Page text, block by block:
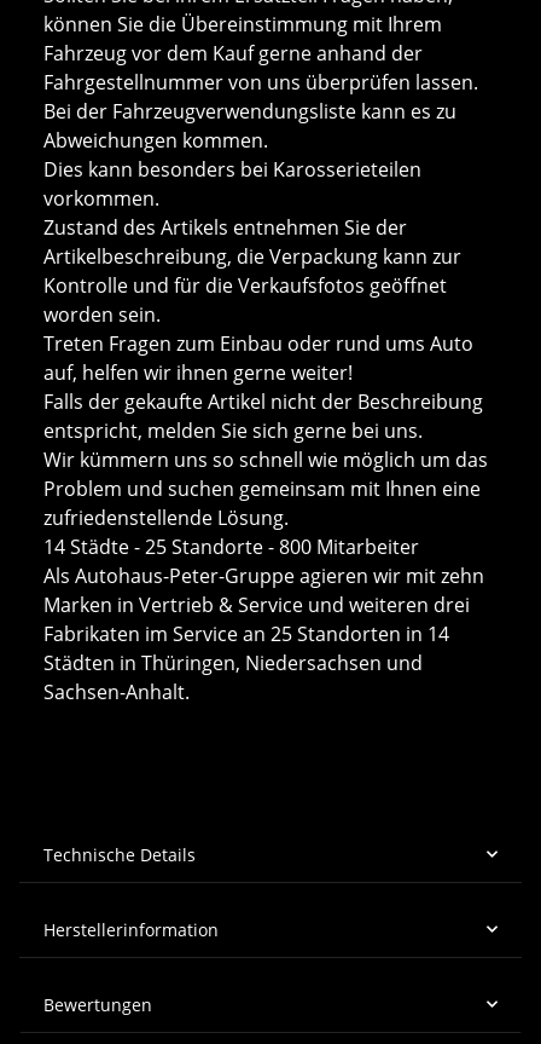
können Sie die Übereinstimmung mit Ihrem
Fahrzeug vor dem Kauf gerne anhand der
Fahrgestellnummer von uns überprüfen lassen.
Bei der Fahrzeugverwendungsliste kann es zu
Abweichungen kommen.
Dies kann besonders bei Karosserieteilen
vorkommen.
Zustand des Artikels entnehmen Sie der
Artikelbeschreibung, die Verpackung kann zur
Kontrolle und für die Verkaufsfotos geöffnet
worden sein.
Treten Fragen zum Einbau oder rund ums Auto
auf, helfen wir ihnen gerne weiter!
Falls der gekaufte Artikel nicht der Beschreibung
entspricht, melden Sie sich gerne bei uns.
Wir kümmern uns so schnell wie möglich um das
Problem und suchen gemeinsam mit Ihnen eine
zufriedenstellende Lösung.
14 Städte - 25 Standorte - 800 Mitarbeiter
Als Autohaus-Peter-Gruppe agieren wir mit zehn
Marken in Vertrieb & Service und weiteren drei
Fabrikaten im Service an 25 Standorten in 14
Städten in Thüringen, Niedersachsen und
Sachsen-Anhalt.
Technische Details
Herstellerinformation
Bewertungen